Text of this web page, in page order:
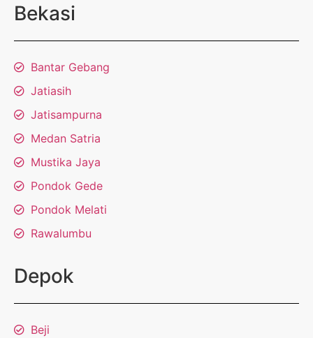
Bekasi
Bantar Gebang
Jatiasih
Jatisampurna
Medan Satria
Mustika Jaya
Pondok Gede
Pondok Melati
Rawalumbu
Depok
Beji